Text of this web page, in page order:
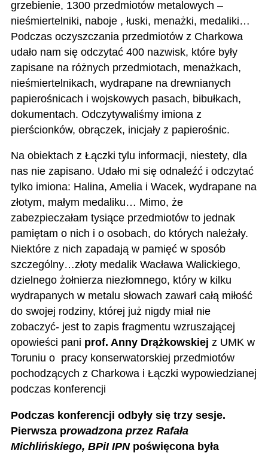
grzebienie, 1300 przedmiotów metalowych –
nieśmiertelniki, naboje , łuski, menażki, medaliki…
Podczas oczyszczania przedmiotów z Charkowa
udało nam się odczytać 400 nazwisk, które były
zapisane na różnych przedmiotach, menażkach,
nieśmiertelnikach, wydrapane na drewnianych
papierośnicach i wojskowych pasach, bibułkach,
dokumentach. Odczytywaliśmy imiona z
pierścionków, obrączek, inicjały z papierośnic.
Na obiektach z Łączki tylu informacji, niestety, dla
nas nie zapisano. Udało mi się odnaleźć i odczytać
tylko imiona: Halina, Amelia i Wacek, wydrapane na
złotym, małym medaliku… Mimo, że
zabezpieczałam tysiące przedmiotów to jednak
pamiętam o nich i o osobach, do których należały.
Niektóre z nich zapadają w pamięć w sposób
szczególny…złoty medalik Wacława Walickiego,
dzielnego żołnierza niezłomnego, który w kilku
wydrapanych w metalu słowach zawarł całą miłość
do swojej rodziny, której już nigdy miał nie
zobaczyć- jest to zapis fragmentu wzruszającej
opowieści pani prof. Anny Drążkowskiej z UMK w
Toruniu o pracy konserwatorskiej przedmiotów
pochodzących z Charkowa i Łączki wypowiedzianej
podczas konferencji
Podczas konferencji odbyły się trzy sesje.
Pierwsza prowadzona przez Rafała
Michlińskiego, BPiI IPN poświęcona była